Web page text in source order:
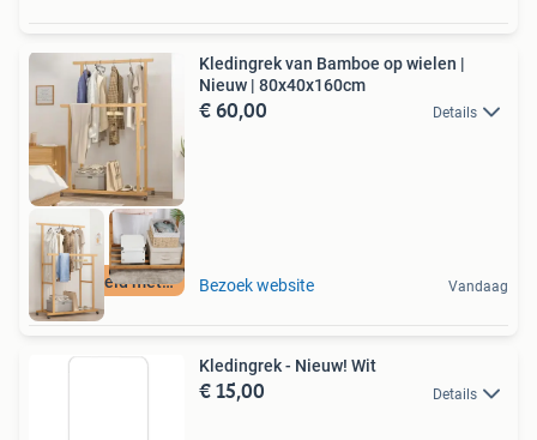
Beoordeeld met 9+
Kledingrek van Bamboe op wielen |
Nieuw | 80x40x160cm
€ 60,00 Details
Bezoek website Vandaag
Kledingrek - Nieuw! Wit
€ 15,00 Details